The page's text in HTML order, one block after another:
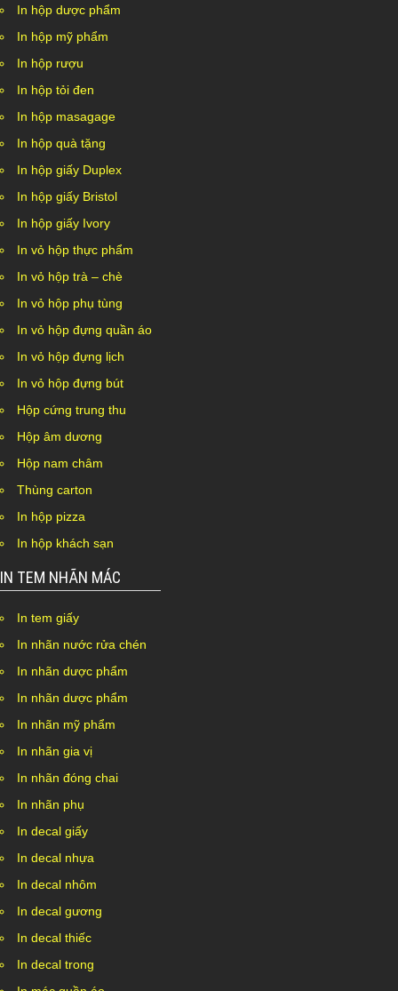
In hộp dược phẩm
In hộp mỹ phẩm
In hộp rượu
In hộp tỏi đen
In hộp masagage
In hộp quà tặng
In hộp giấy Duplex
In hộp giấy Bristol
In hộp giấy Ivory
In vỏ hộp thực phẩm
In vỏ hộp trà – chè
In vỏ hộp phụ tùng
In vỏ hộp đựng quần áo
In vỏ hộp đựng lịch
In vỏ hộp đựng bút
Hộp cứng trung thu
Hộp âm dương
Hộp nam châm
Thùng carton
In hộp pizza
In hộp khách sạn
IN TEM NHÃN MÁC
In tem giấy
In nhãn nước rửa chén
In nhãn dược phẩm
In nhãn dược phẩm
In nhãn mỹ phẩm
In nhãn gia vị
In nhãn đóng chai
In nhãn phụ
In decal giấy
In decal nhựa
In decal nhôm
In decal gương
In decal thiếc
In decal trong